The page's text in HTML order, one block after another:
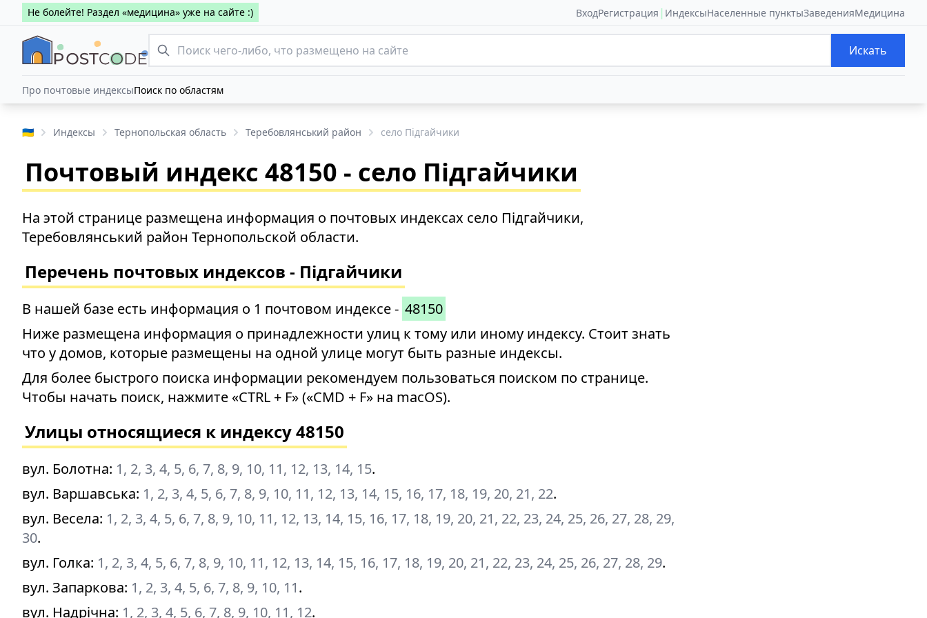
Не болейте! Раздел «медицина» уже на сайте :) ВходРегистрация | ИндексыНаселенные пунктыЗаведенияМедицина
Искать
Про почтовые индексыПоиск по областям
🇺🇦 Индексы Тернопольская область Теребовлянський район село Підгайчики
Почтовый индекс 48150 - село Підгайчики
На этой странице размещена информация о почтовых индексах село Підгайчики,
Теребовлянський район Тернопольской области.
Перечень почтовых индексов - Підгайчики
В нашей базе есть информация о 1 почтовом индексе - 48150
Ниже размещена информация о принадлежности улиц к тому или иному индексу. Стоит знать
что у домов, которые размещены на одной улице могут быть разные индексы.
Для более быстрого поиска информации рекомендуем пользоваться поиском по странице.
Чтобы начать поиск, нажмите «CTRL + F» («CMD + F» на macOS).
Улицы относящиеся к индексу 48150
вул. Болотна: 1, 2, 3, 4, 5, 6, 7, 8, 9, 10, 11, 12, 13, 14, 15.
вул. Варшавська: 1, 2, 3, 4, 5, 6, 7, 8, 9, 10, 11, 12, 13, 14, 15, 16, 17, 18, 19, 20, 21, 22.
вул. Весела: 1, 2, 3, 4, 5, 6, 7, 8, 9, 10, 11, 12, 13, 14, 15, 16, 17, 18, 19, 20, 21, 22, 23, 24, 25, 26, 27, 28, 29,
30.
вул. Голка: 1, 2, 3, 4, 5, 6, 7, 8, 9, 10, 11, 12, 13, 14, 15, 16, 17, 18, 19, 20, 21, 22, 23, 24, 25, 26, 27, 28, 29.
вул. Запаркова: 1, 2, 3, 4, 5, 6, 7, 8, 9, 10, 11.
вул. Надрічна: 1, 2, 3, 4, 5, 6, 7, 8, 9, 10, 11, 12.